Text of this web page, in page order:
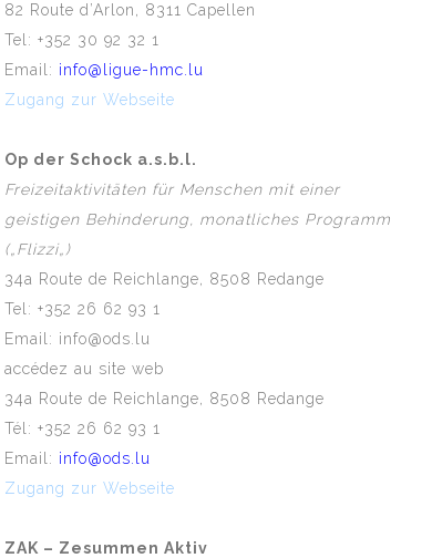
82 Route d’Arlon, 8311 Capellen
Tel: +352 30 92 32 1
Email: info@ligue-hmc.lu
Zugang zur Webseite
Op der Schock a.s.b.l.
Freizeitaktivitäten für Menschen mit einer
geistigen Behinderung, monatliches Programm
(„Flizzi„)
34a Route de Reichlange, 8508 Redange
Tel: +352 26 62 93 1
Email: info@ods.lu
accédez au site web
34a Route de Reichlange, 8508 Redange
Tél: +352 26 62 93 1
Email: info@ods.lu
Zugang zur Webseite
ZAK – Zesummen Aktiv